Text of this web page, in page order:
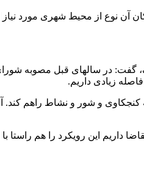
آن نوع از محیط شهری مورد
گفت: در سالهای قبل مصوبه
و شور و نشاط راهم کند.
این رویکرد را هم راستا با